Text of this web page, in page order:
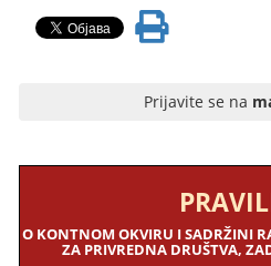
Prijavite se na
O KONTNOM OKVIRU I SADRŽINI
ZA PRIVREDNA DRUŠTVA,